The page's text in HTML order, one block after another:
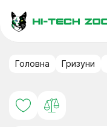
Головна Гризуни